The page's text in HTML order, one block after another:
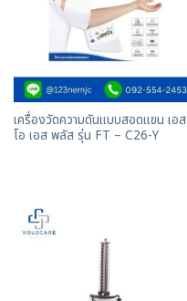
เครื่องวัดความดันแบบสอดแขน เอส
โอ เอส พลัส รุ่น FT – C26-Y